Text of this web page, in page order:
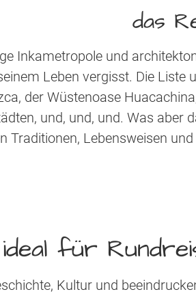
das
Inkametropole und
Leben vergisst. Die
der Wüstenoase
und, und, und. Was
Traditionen, Lebensweisen
für
Kultur und